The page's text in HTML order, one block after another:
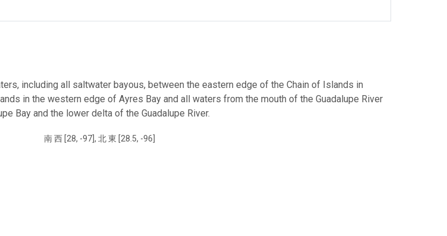
including all saltwater bayous, between the eastern edge of the Chain of Islands in
in the western edge of Ayres Bay and all waters from the mouth of the Guadalupe River
Bay and the lower delta of the Guadalupe River.
南 西 [28, -97], 北 東 [28.5, -96]